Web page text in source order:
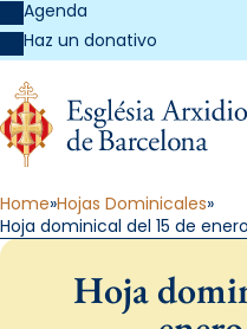
Agenda
Haz un donativo
Home Hojas Dominicales
Hoja dominical del 15 de
Hoja